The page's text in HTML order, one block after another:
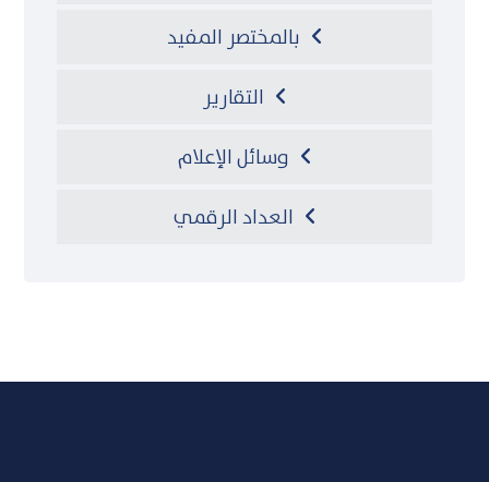
بالمختصر المفيد
التقارير
وسائل الإعلام
العداد الرقمي